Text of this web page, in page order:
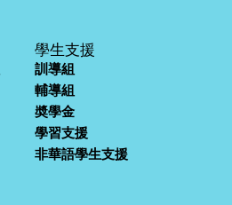
學生支援
訓導組
輔導組
奬學金
學習支援
非華語學生支援